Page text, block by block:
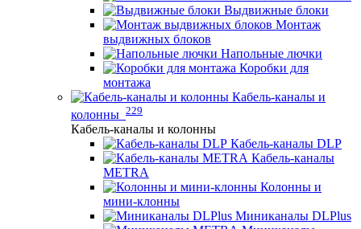
Выдвижные блоки
Монтаж
выдвижных блоков
Напольные лючки
Коробки для
монтажа
Кабель-каналы и
колонны 229
Кабель-каналы и колонны
Кабель-каналы DLP
Кабель-каналы
METRA
Колонны и
мини-клонны
Миниканалы DLPlus